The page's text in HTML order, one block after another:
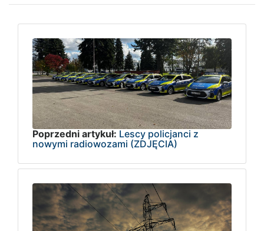
Poprzedni artykuł: Lescy policjanci z
nowymi radiowozami (ZDJĘCIA)